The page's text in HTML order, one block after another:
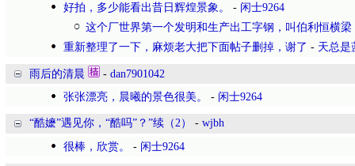
好拍，多少能看出昔日辉煌景象。
- 闲士9264
这个厂世界第一个发明和生产出工字钢，叫伯利恒横梁
重新整理了一下，麻烦老大把下面帖子删掉，谢了 - 天总是
雨后的清晨 - dan7901042
张张漂亮，晨曦的景色很美。
- 闲士9264
“酷嬷”遇见你，“酷吗”？”续（2） - wjbh
很棒，欣赏。
- 闲士9264